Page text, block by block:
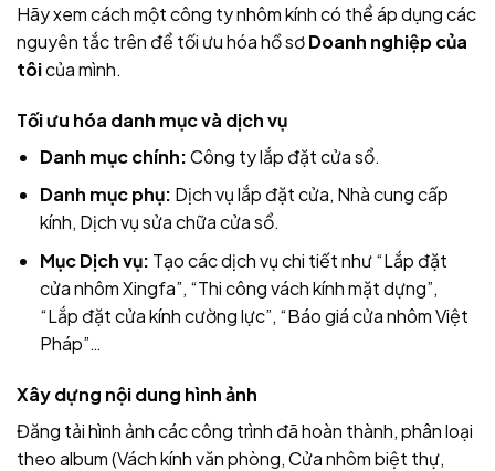
Hãy xem cách một công ty nhôm kính có thể áp dụng các
nguyên tắc trên để tối ưu hóa hồ sơDoanh nghiệp của
tôicủa mình.
Tối ưu hóa danh mục và dịch vụ
Danh mục chính:Công ty lắp đặt cửa sổ.
Danh mục phụ: Dịch vụ lắp đặt cửa, Nhà cung cấp
kính, Dịch vụ sửa chữa cửa sổ.
Mục Dịch vụ: Tạo các dịch vụ chi tiết như “Lắp đặt
cửa nhôm Xingfa”, “Thi công vách kính mặt dựng”,
“Lắp đặt cửa kính cường lực”, “Báo giá cửa nhôm Việt
Pháp”…
Xây dựng nội dung hình ảnh
Đăng tải hình ảnh các công trình đã hoàn thành, phân loại
theo album (Vách kính văn phòng, Cửa nhôm biệt thự,